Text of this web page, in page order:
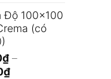
từ
365.000₫
490.000₫
Độ 100x100
(có
₫ –
₫Khoảng